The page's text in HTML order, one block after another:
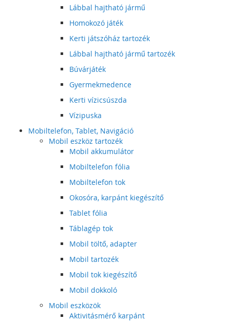
Lábbal hajtható jármű
Homokozó játék
Kerti játszóház tartozék
Lábbal hajtható jármű tartozék
Búvárjáték
Gyermekmedence
Kerti vízicsúszda
Vízipuska
Mobiltelefon, Tablet, Navigáció
Mobil eszköz tartozék
Mobil akkumulátor
Mobiltelefon fólia
Mobiltelefon tok
Okosóra, karpánt kiegészítő
Tablet fólia
Táblagép tok
Mobil töltő, adapter
Mobil tartozék
Mobil tok kiegészítő
Mobil dokkoló
Mobil eszközök
Aktivitásmérő karpánt